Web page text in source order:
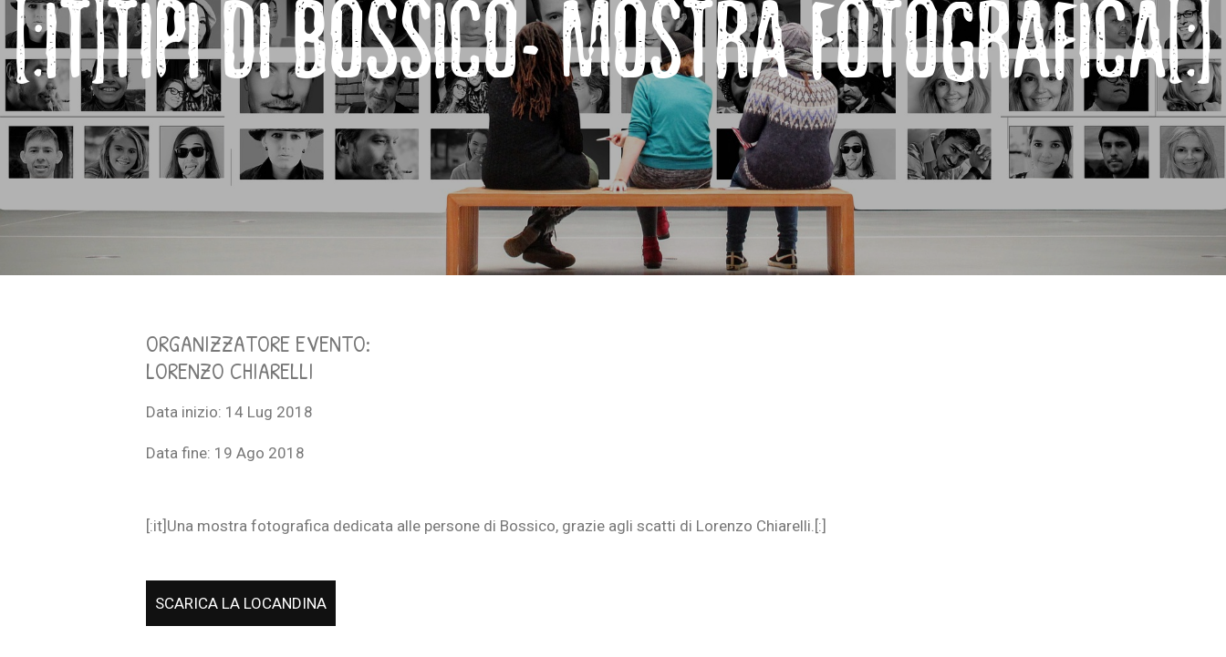
[:IT]TIPI DI BOSSICO- MOSTRA FOTOGRAFICA[:]
ORGANIZZATORE EVENTO:
LORENZO CHIARELLI
Data inizio: 14 Lug 2018
Data fine: 19 Ago 2018
[:it]Una mostra fotografica dedicata alle persone di Bossico, grazie agli scatti di Lorenzo Chiarelli.[:]
SCARICA LA LOCANDINA